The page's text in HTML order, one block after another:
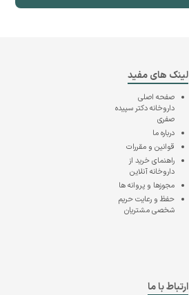
لینک های مفید
صفحه اصلی
داروخانه دکتر سپیده
صفری
درباره ما
قوانین و مقررات
راهنمای خرید از
داروخانه آنلاین
مجوزها و پروانه ها
حفظ و رعایت حریم
شخصی مشتریان
ارتباط با ما